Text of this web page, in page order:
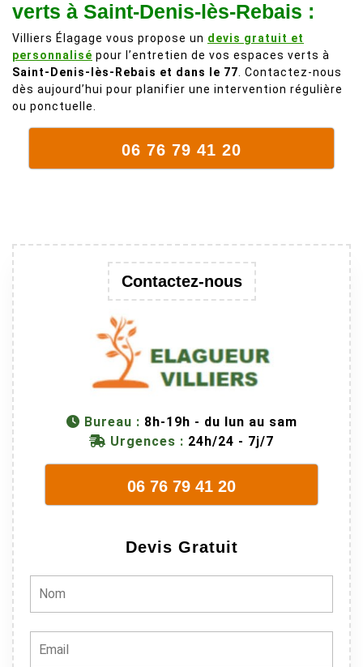
voisins et
plein de bois
mort. C'est
délicat parce
que c'est un
trop lourde et
donc
son équipes
connaissent
très bien leur
juste une
évidence. Et
en plus ils
sympathique.
verts à Saint-Denis-lès-Rebais :
Villiers Élagage vous propose un devis gratuit et
personnalisé pour l’entretien de vos espaces verts à
Saint-Denis-lès-Rebais et dans le 77 . Contactez-nous
dès aujourd’hui pour planifier une intervention régulière
ou ponctuelle.
06 76 79 41 20
Contactez-nous
Bureau : 8h-19h - du lun au sam
Urgences : 24h/24 - 7j/7
06 76 79 41 20
Devis Gratuit